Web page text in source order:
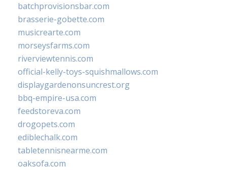
batchprovisionsbar.com
brasserie-gobette.com
musicrearte.com
morseysfarms.com
riverviewtennis.com
official-kelly-toys-squishmallows.com
displaygardenonsuncrest.org
bbq-empire-usa.com
feedstoreva.com
drogopets.com
ediblechalk.com
tabletennisnearme.com
oaksofa.com